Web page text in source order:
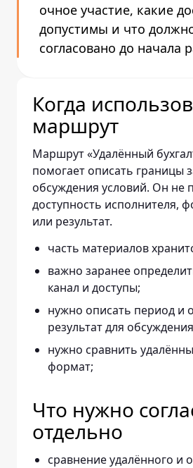
очное участие, какие
допустимы и что
согласовано до начала
Когда
маршрут
Маршрут «Удалённый
помогает описать границы
обсуждения условий. Он не
доступность исполнителя,
или результат.
часть материалов
важно заранее
канал и доступы;
нужно описать период и
результат для
нужно сравнить
формат;
Что нужно
отдельно
сравнение удалённого и